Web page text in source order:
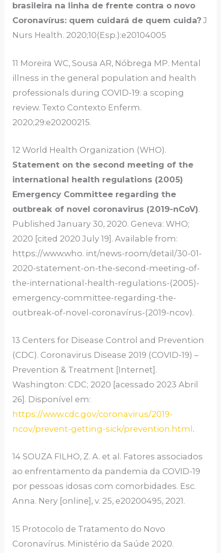
brasileira na linha de frente contra o novo
Coronavírus: quem cuidará de quem cuida?J
Nurs Health. 2020;10(Esp.):e20104005
11 Moreira WC, Sousa AR, Nóbrega MP. Mental
illness in the general population and health
professionals during COVID-19: a scoping
review. Texto Contexto Enferm.
2020;29:e20200215.
12 World Health Organization (WHO).
Statement on the second meeting of the
international health regulations (2005)
Emergency Committee regarding the
outbreak of novel coronavirus (2019-nCoV).
Published January 30, 2020. Geneva: WHO;
2020 [cited 2020 July 19]. Available from:
https://www.who. int/news-room/detail/30-01-
2020-statement-on-the-second-meeting-of-
the-international-health-regulations-(2005)-
emergency-committee-regarding-the-
outbreak-of-novel-coronavírus-(2019-ncov).
13 Centers for Disease Control and Prevention
(CDC). Coronavirus Disease 2019 (COVID-19) –
Prevention & Treatment [Internet].
Washington: CDC; 2020 [acessado 2023 Abril
26]. Disponível em:
https://www.cdc.gov/coronavirus/2019-
ncov/prevent-getting-sick/prevention.html .
14 SOUZA FILHO, Z. A. et al. Fatores associados
ao enfrentamento da pandemia da COVID-19
por pessoas idosas com comorbidades. Esc.
Anna. Nery [online], v. 25, e20200495, 2021.
15 Protocolo de Tratamento do Novo
Coronavírus. Ministério da Saúde 2020.